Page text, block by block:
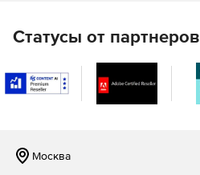
Статусы от партнеров
Москва